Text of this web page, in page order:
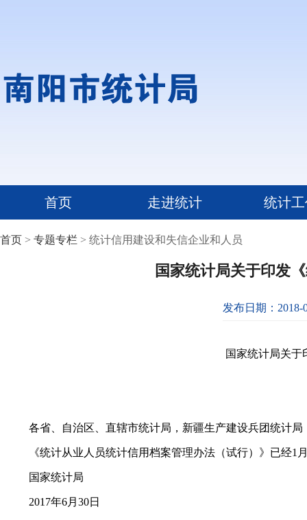
首页 走进统计 统计
首页 > 专题专栏 > 统计信用建设和失信企业和人员
国家统计局关于印发
发布日期：2018-
国家统计局关于
各省、自治区、直辖市统计局，新疆生产建设兵团统计
《统计从业人员统计信用档案管理办法（试行）》已经
国家统计局
2017年6月30日